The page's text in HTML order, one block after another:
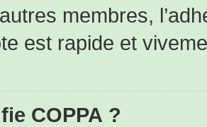
membres,
est rapide et
COPPA ?